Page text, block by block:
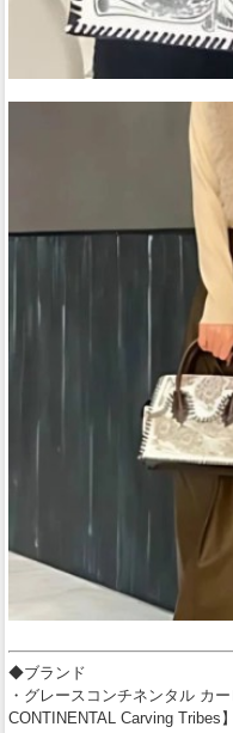
◆ブランド
・グレースコンチネンタル カ
CONTINENTAL Carving Tribes】